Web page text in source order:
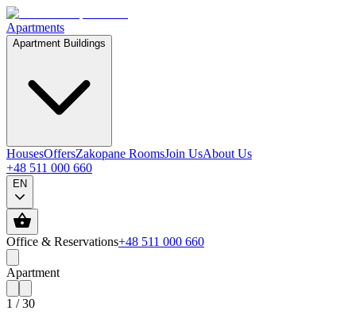
Apartments
Apartment Buildings
HousesOffersZakopane RoomsJoin UsAbout Us
+48 511 000 660
EN
Office & Reservations+48 511 000 660
Apartment
1 /30